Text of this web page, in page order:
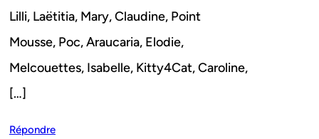
Lilli, Laëtitia, Mary, Claudine, Point
Mousse, Poc, Araucaria, Elodie,
Melcouettes, Isabelle, Kitty4Cat, Caroline,
[…]
Répondre